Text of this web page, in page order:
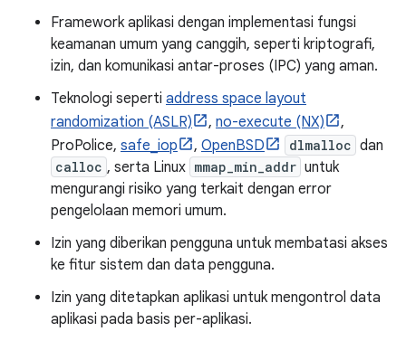
Framework aplikasi dengan implementasi fungsi
keamanan umum yang canggih, seperti kriptografi,
izin, dan komunikasi antar-proses (IPC) yang aman.
Teknologi seperti address space layout
randomization (ASLR)
, no-execute (NX)
,
ProPolice, safe_iop , OpenBSD dlmalloc dan
calloc , serta Linux mmap_min_addr untuk
mengurangi risiko yang terkait dengan error
pengelolaan memori umum.
Izin yang diberikan pengguna untuk membatasi akses
ke fitur sistem dan data pengguna.
Izin yang ditetapkan aplikasi untuk mengontrol data
aplikasi pada basis per-aplikasi.